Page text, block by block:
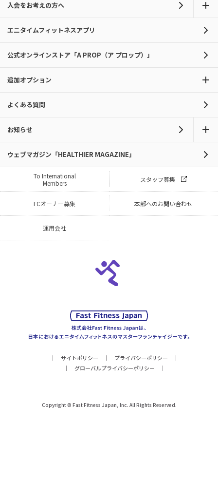
入会をお考えの方へ
エニタイムフィットネスアプリ
公式オンラインストア「A PROP（ア プロップ）」
追加オプション
よくある質問
お知らせ
ウェブマガジン「HEALTHIER MAGAZINE」
To International
Members
スタッフ募集
FCオーナー募集 本部へのお問い合わせ
運用会社
サイトポリシー
プライバシーポリシー
グローバルプライバシーポリシー
Copyright © Fast Fitness Japan, Inc. All Rights Reserved.